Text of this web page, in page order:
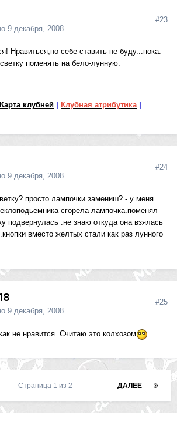
9 декабря, 2008
#23
Нравиться,но себе ставить не буду...пока.
поменять на бело-лунную.
Карта клубней Клубная атрибутика|
9 декабря, 2008
#24
просто лампочки замениш? - у меня
сгорела лампочка.поменял
подвернулась .не знаю откуда она взялась
вместо желтых стали как раз лунного
9 декабря, 2008
#25
не нравится. Считаю это колхозом
ДАЛЕЕ
Страница 1 из 2